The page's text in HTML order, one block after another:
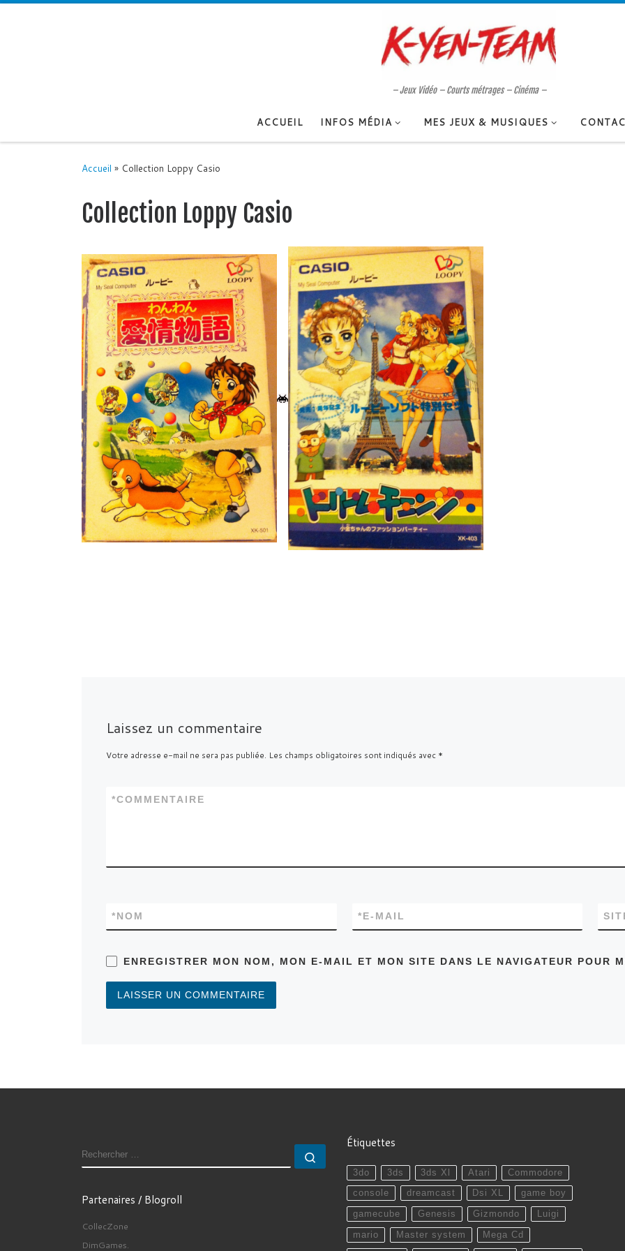
– Jeux Vidéo – Courts métrages – Cinéma –
ACCUEIL INFOS MÉDIA MES JEUX & MUSIQUES
Accueil » Collection Loppy Casio
Collection Loppy Casio
Laissez un commentaire
Votre adresse e-mail ne sera pas publiée. Les champs obligatoires sont indiqués avec *
COMMENTAIRE
*
NOM
* E-MAIL
*
ENREGISTRER MON NOM, MON E-MAIL ET MON SITE DANS LE NAVIGATEUR POUR
RECHERCHER
Partenaires / Blogroll
CollecZone
DimGames.
Étiquettes
3do 3ds 3ds Xl Atari Commodore
console dreamcast Dsi XL game boy
gamecube Genesis Gizmondo Luigi
mario Master system Mega Cd